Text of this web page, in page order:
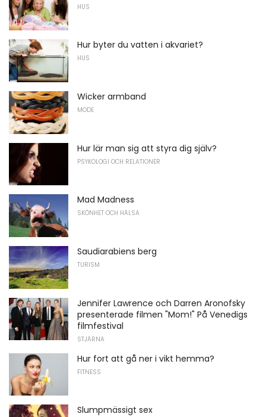
HUS
Hur byter du vatten i akvariet?
HUS
Wicker armband
MODE
Hur lär man sig att styra dig själv?
PSYKOLOGI OCH RELATIONER
Mad Madness
SKÖNHET OCH HÄLSA
Saudiarabiens berg
TURISM
Jennifer Lawrence och Darren Aronofsky
presenterade filmen "Mom!" På Venedigs
filmfestival
STJÄRNA
Hur fort att gå ner i vikt hemma?
FITNESS
Slumpmässigt sex